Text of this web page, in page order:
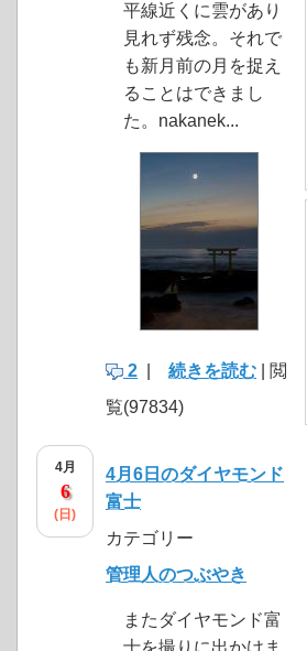
平線近くに雲があり
見れず残念。それで
も新月前の月を捉え
ることはできまし
た。nakanek...
2 続きを読む | 閲
覧(97834)
4月
6
(日)
4月6日のダイヤモンド
富士
カテゴリー
管理人のつぶやき
またダイヤモンド富